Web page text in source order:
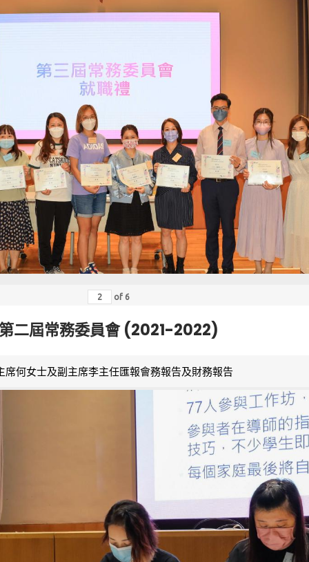
of 6
二屆常務委員會 (2021-2022)
席何女士及副主席李主任匯報會務報告及財務報告